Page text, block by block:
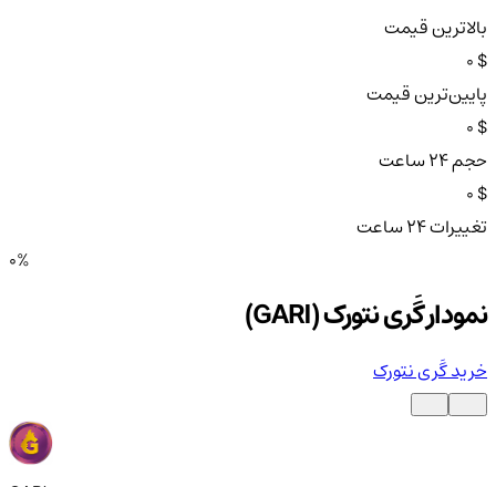
بالاترین قیمت
$ 0
پایین‌ترین قیمت
$ 0
حجم ۲۴ ساعت
$ 0
تغییرات ۲۴ ساعت
0%
نمودار گَری نتورک (GARI)
خرید گَری نتورک